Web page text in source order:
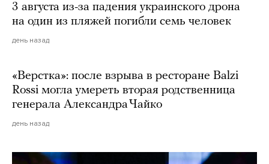
3 августа из-за падения украинского дрона
на один из пляжей погибли семь человек
день назад
«Верстка»: после взрыва в ресторане Balzi
Rossi могла умереть вторая родственница
генерала Александра Чайко
день назад